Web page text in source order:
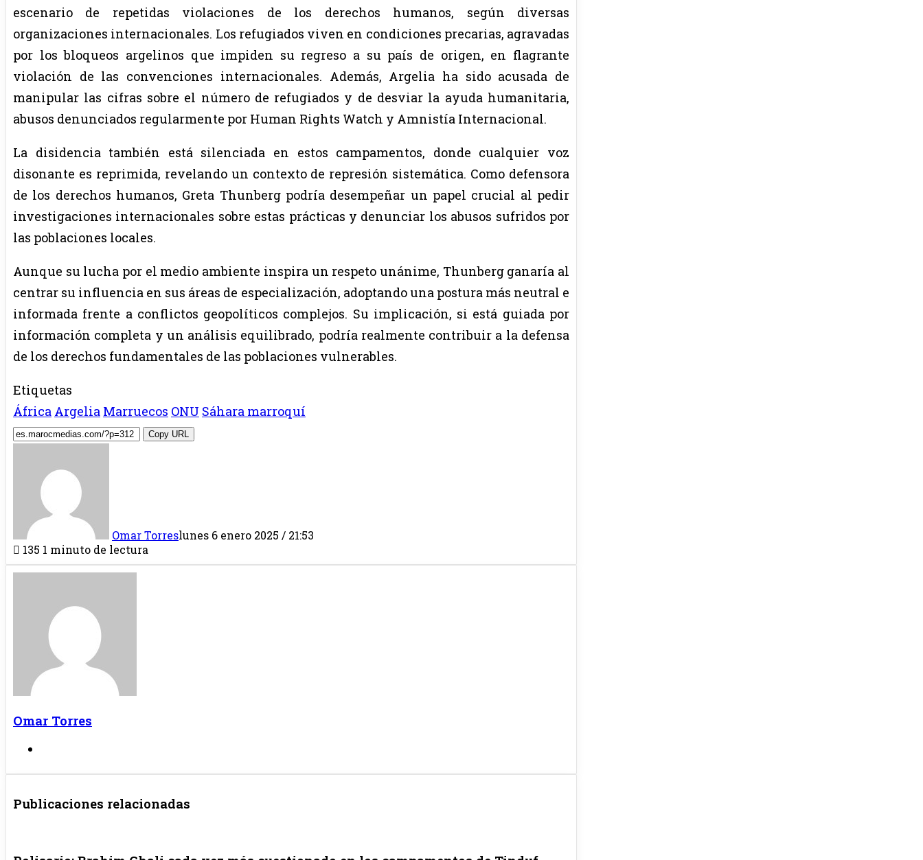
escenario de repetidas violaciones de los derechos humanos, según diversas
organizaciones internacionales. Los refugiados viven en condiciones precarias, agravadas
por los bloqueos argelinos que impiden su regreso a su país de origen, en flagrante
violación de las convenciones internacionales. Además, Argelia ha sido acusada de
manipular las cifras sobre el número de refugiados y de desviar la ayuda humanitaria,
abusos denunciados regularmente por Human Rights Watch y Amnistía Internacional.
La disidencia también está silenciada en estos campamentos, donde cualquier voz
disonante es reprimida, revelando un contexto de represión sistemática. Como defensora
de los derechos humanos, Greta Thunberg podría desempeñar un papel crucial al pedir
investigaciones internacionales sobre estas prácticas y denunciar los abusos sufridos por
las poblaciones locales.
Aunque su lucha por el medio ambiente inspira un respeto unánime, Thunberg ganaría al
centrar su influencia en sus áreas de especialización, adoptando una postura más neutral e
informada frente a conflictos geopolíticos complejos. Su implicación, si está guiada por
información completa y un análisis equilibrado, podría realmente contribuir a la defensa
de los derechos fundamentales de las poblaciones vulnerables.
Etiquetas
África Argelia Marruecos ONU Sáhara marroquí
Copy URL
Omar Torreslunes 6 enero 2025 / 21:53
135 1 minuto de lectura
Omar Torres
Publicaciones relacionadas